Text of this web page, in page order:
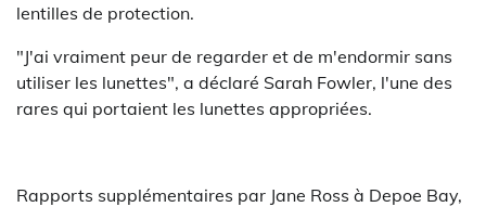
lentilles de protection.
"J'ai vraiment peur de regarder et de m'endormir sans
utiliser les lunettes", a déclaré Sarah Fowler, l'une des
rares qui portaient les lunettes appropriées.
Rapports supplémentaires par Jane Ross à Depoe Bay,